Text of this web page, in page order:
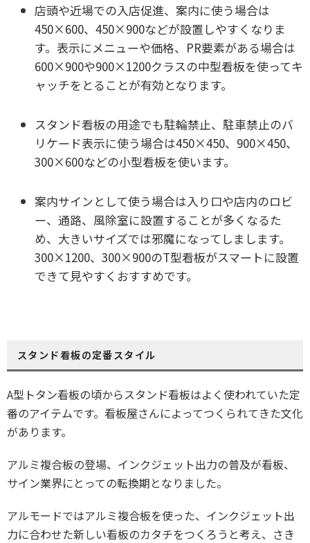
店頭や近場での入店促進、案内に使う場合は
450×600、450×900などが設置しやすくなりま
す。表示にメニューや価格、PR要素がある場合は
600×900や900×1200クラスの中型看板を使ってキ
ャッチをとることが有効となります。
スタンド看板の用途でも駐輪禁止、駐車禁止のバ
リケード表示に使う場合は450×450、900×450、
300×600などの小型看板を使います。
案内サインとして使う場合は入り口や店内のロビ
ー、通路、風除室に設置することが多くなるた
め、大きいサイズでは邪魔になってしまします。
300×1200、300×900のT型看板がスマートに設置
できて見やすくおすすめです。
スタンド看板の定番スタイル
A型トタン看板の頃からスタンド看板はよく使われていた定
番のアイテムです。看板屋さんによってつくられてきた文化
があります。
アルミ複合板の登場、インクジェット出力の普及が看板、
サイン業界にとっての転換期となりました。
アルモードではアルミ複合板を使った、インクジェット出
力に合わせた新しい看板のカタチをつくろうと考え、さき